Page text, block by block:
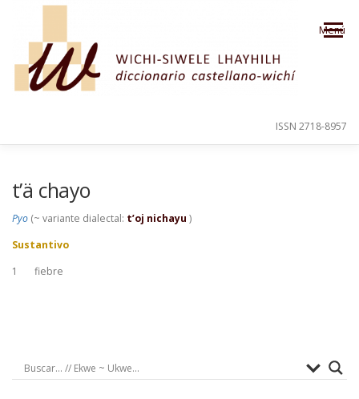
Saltar al contenido
Menú
ISSN 2718-8957
t’ä chayo
Pyo (~ variante dialectal: t’oj nichayu )
Sustantivo
1
fiebre